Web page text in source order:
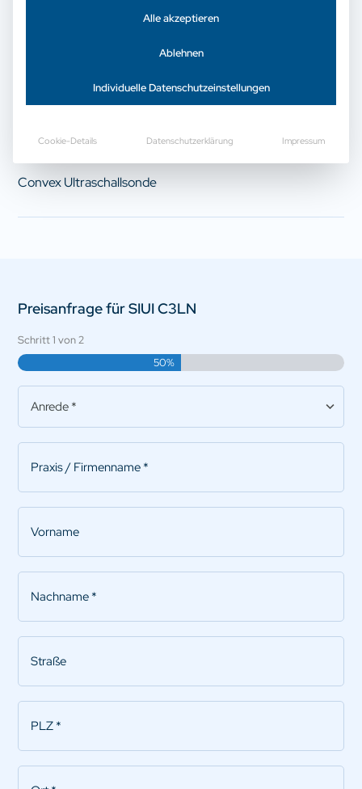
Convex Ultraschallsonde
Preisanfrage für SIUI C3LN
Schritt1 von2
50%
Anrede
Praxis/Firmenname
Vorname
Nachname
Straße
PLZ
Ort
Alle akzeptieren
Ablehnen
Individuelle Datenschutzeinstellungen
Cookie-Details Datenschutzerklärung Impressum